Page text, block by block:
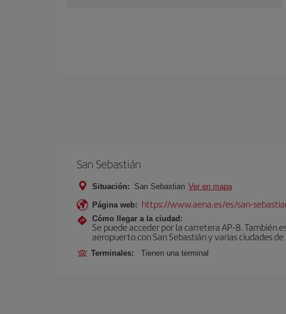
San Sebastián
Situación: San Sebastian Ver en mapa
Página web: https://www.aena.es/es/san-
Cómo llegar a la ciudad:
Se puede acceder por la carretera AP-8. También
aeropuerto con San Sebastián y varias ciudades
Terminales: Tienen una terminal